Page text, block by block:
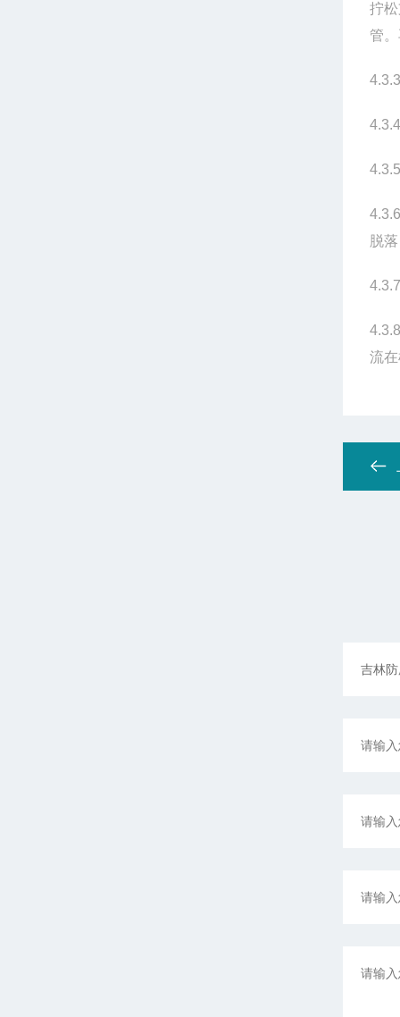
拧
管
4.3.3
4.3.4
4.3.5
4.3.6
脱
4.3.7
4.3.8
流